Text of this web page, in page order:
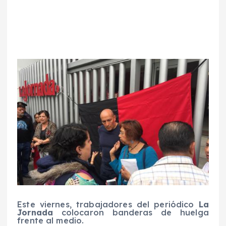
Este viernes, trabajadores del periódico La
Jornada colocaron banderas de huelga
frente al medio.